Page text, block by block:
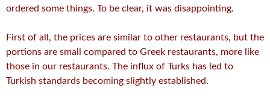
ordered some things. To be clear, it was disappointing.
First of all, the prices are similar to other restaurants, but the
portions are small compared to Greek restaurants, more like
those in our restaurants. The influx of Turks has led to
Turkish standards becoming slightly established.